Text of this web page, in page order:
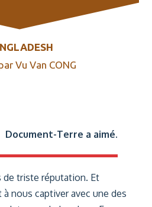
Vu Van CONG
Document-Terre a aimé.
de triste réputation. Et
nous captiver avec une des